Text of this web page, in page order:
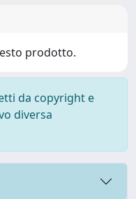
prodotto.
da copyright e
diversa